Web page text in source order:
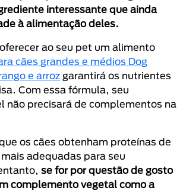
interessante que ainda
à alimentação deles.
ao seu pet um alimento
cães grandes e médios Dog
e arroz garantirá os nutrientes
Com essa fórmula, seu
não precisará de complementos na
os cães obtenham proteínas de
adequadas para seu
se for por questão de gosto
complemento vegetal como a